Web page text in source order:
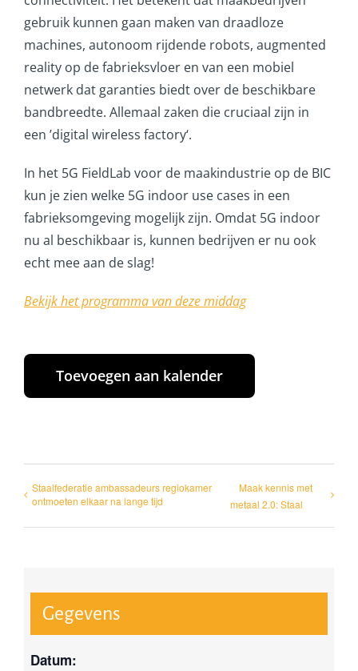
gebruik kunnen gaan maken van draadloze
machines, autonoom rijdende robots, augmented
reality op de fabrieksvloer en van een mobiel
netwerk dat garanties biedt over de beschikbare
bandbreedte. Allemaal zaken die cruciaal zijn in
een ’digital wireless factory‘.
In het 5G FieldLab voor de maakindustrie op de BIC
kun je zien welke 5G indoor use cases in een
fabrieksomgeving mogelijk zijn. Omdat 5G indoor
nu al beschikbaar is, kunnen bedrijven er nu ook
echt mee aan de slag!
Bekijk het programma van deze middag
Toevoegen aan kalender
Staalfederatie ambassadeurs regiokamer
ontmoeten elkaar na lange tijd
Maak kennis met
metaal 2.0: Staal
Gegevens
Datum: